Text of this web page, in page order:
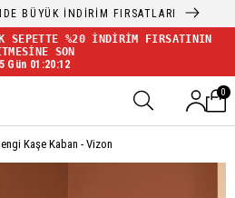
BÜYÜK İNDİRİM FIRSATLARI
SEPETTE %20 İNDİRİM FIRSATININ
SON
Gün 01:20:12
0
Kaşe Kaban - Vizon